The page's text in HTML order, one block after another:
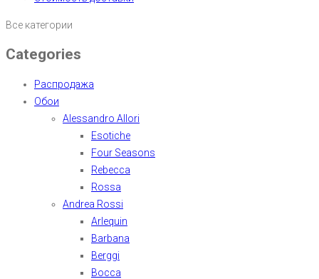
Все категории
Categories
Распродажа
Обои
Alessandro Allori
Esotiche
Four Seasons
Rebecca
Rossa
Andrea Rossi
Arlequin
Barbana
Berggi
Bocca